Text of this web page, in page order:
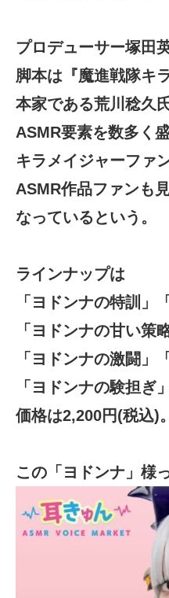
プロデューサー塚田
脚本は『魔進戦隊キ
本家である荒川稔久
ASMR要素を数多く
キラメイジャーファ
ASMR作品ファンも
なっているという。
ラインナップは
「ヨドンナの特訓」
「ヨドンナの甘い策略
「ヨドンナの激闘」
「ヨドンナの験担ぎ」
価格は2,200円(税込)。
この「ヨドンナ」様